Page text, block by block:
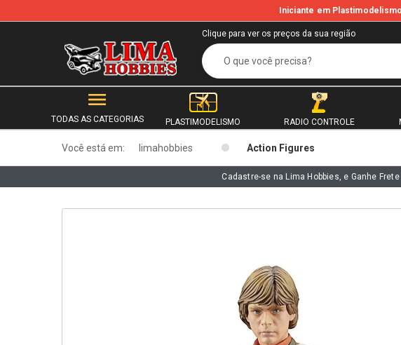
b
Iniciante em
Clique para ver os preços da sua região
TODAS AS CATEGORIAS PLASTIMODELISMO RADIO CONTROLE
Você está em: limahobbies Action Figures
Cadastre-se na Lima Hobbies, e Ganhe